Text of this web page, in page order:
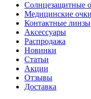
Солнцезащитные
Медицинские очки
Контактные линзы
Аксессуары
Распродажа
Новинки
Статьи
Акции
Отзывы
Доставка